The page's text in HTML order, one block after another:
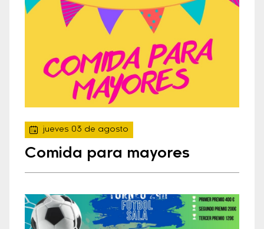
jueves 03 de agosto
Comida para mayores